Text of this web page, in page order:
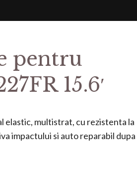
pentru
15.6′
elastic, multistrat, cu rezistenta la
impactului si auto reparabil dupa